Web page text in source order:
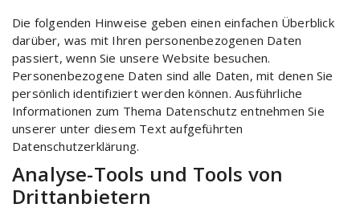
Die folgenden Hinweise geben einen einfachen Überblick
darüber, was mit Ihren personenbezogenen Daten
passiert, wenn Sie unsere Website besuchen.
Personenbezogene Daten sind alle Daten, mit denen Sie
persönlich identifiziert werden können. Ausführliche
Informationen zum Thema Datenschutz entnehmen Sie
unserer unter diesem Text aufgeführten
Datenschutzerklärung.
Analyse-Tools und Tools von
Drittanbietern